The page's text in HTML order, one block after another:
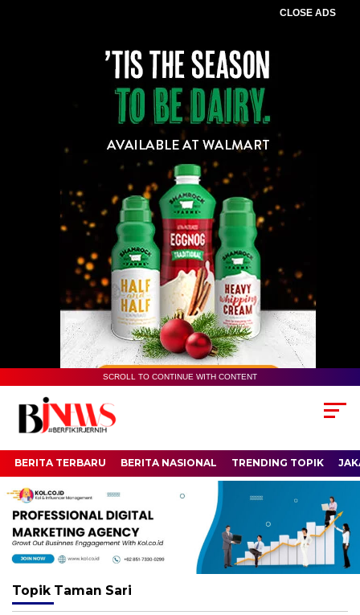
CLOSE ADS
SCROLL TO CONTINUE WITH CONTENT
BERITA TERBARU BERITA NASIONAL TRENDING TOPIK
Topik Taman Sari